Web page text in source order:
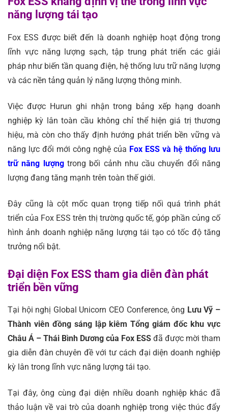
năng lượng tái tạo
Fox ESS được biết đến là doanh nghiệp hoạt động trong
lĩnh vực năng lượng sạch, tập trung phát triển các giải
pháp như biến tần quang điện, hệ thống lưu trữ năng lượng
và các nền tảng quản lý năng lượng thông minh.
Việc được Hurun ghi nhận trong bảng xếp hạng doanh
nghiệp kỳ lân toàn cầu không chỉ thể hiện giá trị thương
hiệu, mà còn cho thấy định hướng phát triển bền vững và
năng lực đổi mới công nghệ của Fox ESS và hệ thống lưu
trữ năng lượngtrong bối cảnh nhu cầu chuyển đổi năng
lượng đang tăng mạnh trên toàn thế giới.
Đây cũng là cột mốc quan trọng tiếp nối quá trình phát
triển của Fox ESS trên thị trường quốc tế, góp phần củng cố
hình ảnh doanh nghiệp năng lượng tái tạo có tốc độ tăng
trưởng nổi bật.
Đại diện Fox ESS tham gia diễn đàn phát
triển bền vững
Tại hội nghị Global Unicorn CEO Conference, ông Lưu Vỹ –
Thành viên đồng sáng lập kiêm Tổng giám đốc khu vực
Châu Á – Thái Bình Dương của Fox ESS đã được mời tham
gia diễn đàn chuyên đề với tư cách đại diện doanh nghiệp
kỳ lân trong lĩnh vực năng lượng tái tạo.
Tại đây, ông cùng đại diện nhiều doanh nghiệp khác đã
thảo luận về vai trò của doanh nghiệp trong việc thúc đẩy